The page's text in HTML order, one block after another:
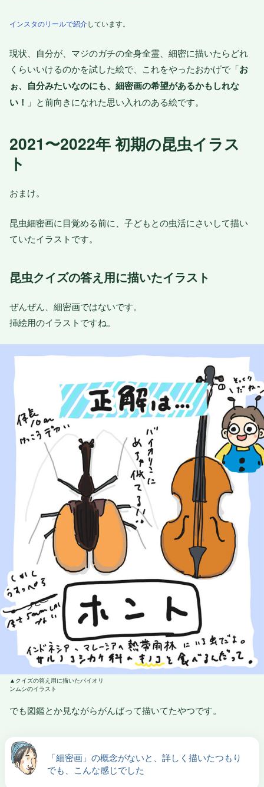
インスタのリールで紹介しています。
現状、自分が、マジのガチの全身全霊、細密に描いたらどれ
くらいいけるのかを試した絵で、これをやったおかげで「お
ぉ、自分みたいなのにも、細密画の希望があるかもしれな
い！ 」と前向きになれた思い入れのある絵です。
2021〜2022年 初期の昆虫イラス
ト
おまけ。
昆虫細密画に目覚める前に、子どもとの虫活にさいして描い
ていたイラストです。
昆虫クイズの答え用に描いたイラスト
ぜんぜん、細密画ではないです。
挿絵用のイラストですね。
クイズの答え用に描いたバイオリ
ンムシのイラスト
でも図鑑とか見ながらがんばって描いてたやつです。
「細密画」の概念がないと、詳しく描いたつもり
でも、こんな感じでした